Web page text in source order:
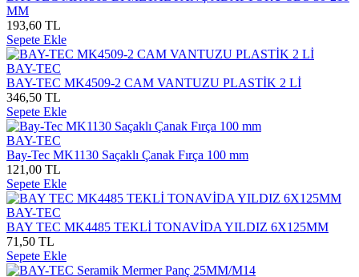
MM
193,60 TL
Sepete Ekle
BAY-TEC
BAY-TEC MK4509-2 CAM VANTUZU PLASTİK 2 Lİ
346,50 TL
Sepete Ekle
BAY-TEC
Bay-Tec MK1130 Saçaklı Çanak Fırça 100 mm
121,00 TL
Sepete Ekle
BAY-TEC
BAY TEC MK4485 TEKLİ TONAVİDA YILDIZ 6X125MM
71,50 TL
Sepete Ekle